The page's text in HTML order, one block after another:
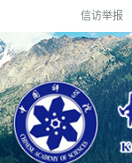
信访举报